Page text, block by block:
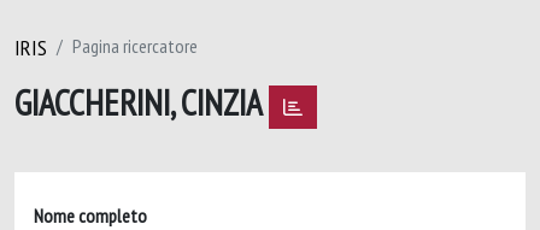
IRIS Pagina ricercatore
GIACCHERINI, CINZIA
Nome completo